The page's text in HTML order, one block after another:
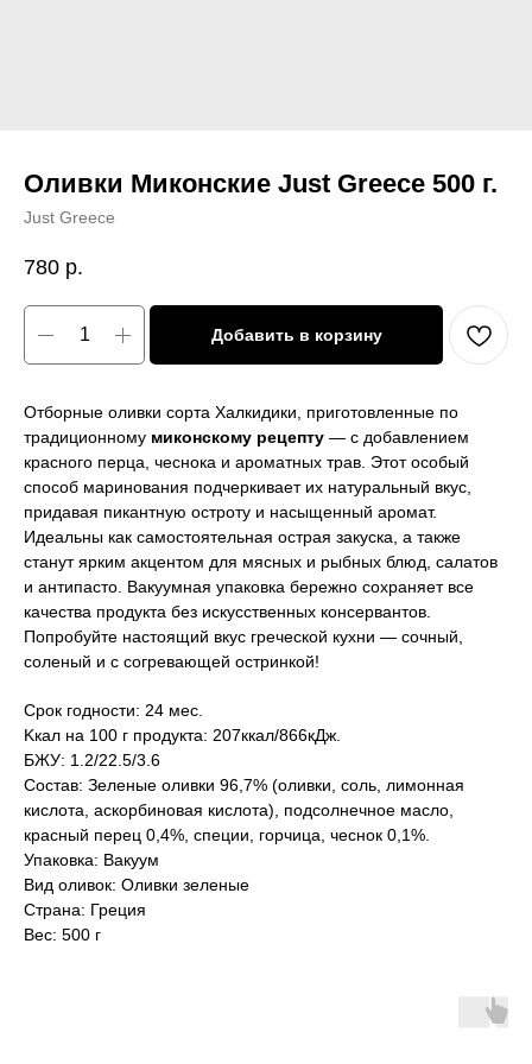
Оливки Миконские Just Greece 500 г.
Just Greece
780 р.
Добавить в корзину
Отборные оливки сорта Халкидики, приготовленные по
традиционному миконскому рецепту — с добавлением
красного перца, чеснока и ароматных трав. Этот особый
способ маринования подчеркивает их натуральный вкус,
придавая пикантную остроту и насыщенный аромат.
Идеальны как самостоятельная острая закуска, а также
станут ярким акцентом для мясных и рыбных блюд, салатов
и антипасто. Вакуумная упаковка бережно сохраняет все
качества продукта без искусственных консервантов.
Попробуйте настоящий вкус греческой кухни — сочный,
соленый и с согревающей остринкой!
Срок годности: 24 мес.
Kкал на 100 г продукта: 207ккал/866кДж.
БЖУ: 1.2/22.5/3.6
Состав: Зеленые оливки 96,7% (оливки, соль, лимонная
кислота, аскорбиновая кислота), подсолнечное масло,
красный перец 0,4%, специи, горчица, чеснок 0,1%.
Упаковка: Вакуум
Вид оливок: Оливки зеленые
Страна: Греция
Вес: 500 г